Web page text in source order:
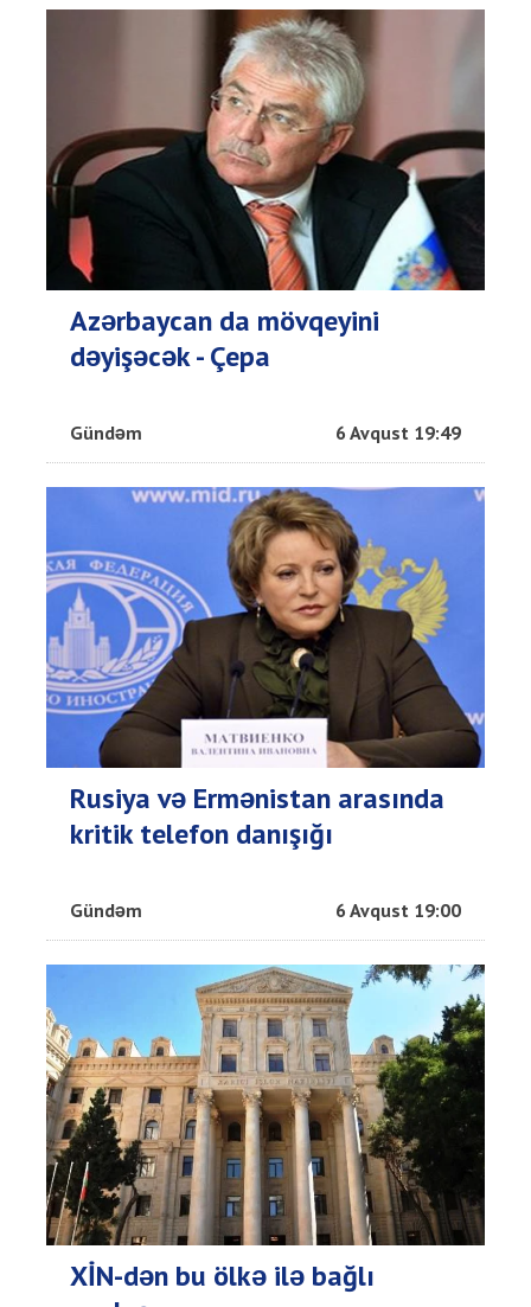
Azərbaycan da mövqeyini
dəyişəcək - Çepa
Gündəm 6 Avqust 19:49
Rusiya və Ermənistan arasında
kritik telefon danışığı
Gündəm 6 Avqust 19:00
XİN-dən bu ölkə ilə bağlı